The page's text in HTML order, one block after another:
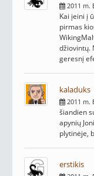
2011 m.
Kai įeini į
pirmas
džiovintų.
geresnį
kaladuks
2011 m.
šiandien
apynių
plytinėje,
erstikis